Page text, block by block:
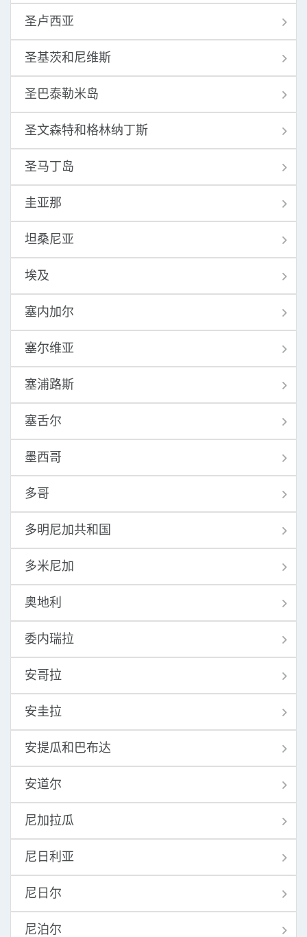
圣卢西亚
圣基茨和尼维斯
圣巴泰勒米岛
圣文森特和格林纳丁斯
圣马丁岛
圭亚那
坦桑尼亚
埃及
塞内加尔
塞尔维亚
塞浦路斯
塞舌尔
墨西哥
多哥
多明尼加共和国
多米尼加
奥地利
委内瑞拉
安哥拉
安圭拉
安提瓜和巴布达
安道尔
尼加拉瓜
尼日利亚
尼日尔
尼泊尔